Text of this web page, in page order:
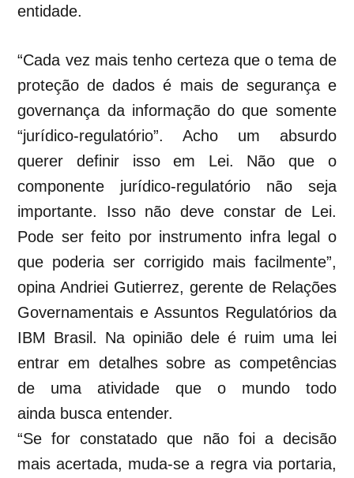
entidade.
“Cada vez mais tenho certeza que o tema de
proteção de dados é mais de segurança e
governança da informação do que somente
“jurídico-regulatório”. Acho um absurdo
querer definir isso em Lei. Não que o
componente jurídico-regulatório não seja
importante. Isso não deve constar de Lei.
Pode ser feito por instrumento infra legal o
que poderia ser corrigido mais facilmente”,
opina Andriei Gutierrez, gerente de Relações
Governamentais e Assuntos Regulatórios da
IBM Brasil. Na opinião dele é ruim uma lei
entrar em detalhes sobre as competências
de uma atividade que o mundo todo
ainda busca entender.
“Se for constatado que não foi a decisão
mais acertada, muda-se a regra via portaria,